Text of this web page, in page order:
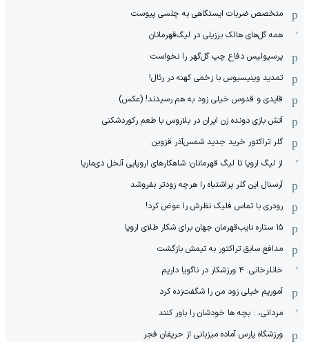
متخصص ضربات ایستگاهی به چلسی پیوست
همه گل‌های هالک برزیلی در لیگ‌قهرمانان
پرسپولیس دفاع چپ گل‌گهر را نخواست
تمدید وینیسیوس با زخمی کهنه در رئال!
قایدی و قدوس خیلی زود به هم رسیدند! (عکس)
آتش بازی دونده زن ایران در بلاروس با طعم رکوردشکنی
گلر تراکتور خرید جدید شمس‌آذر قزوین
از لیگ اروپا تا لیگ قهرمانان؛ شاهکارهای اروپایی آنخل دی‌ماریا
آرسنال این گلر پراشتباه را هرچه زودتر بفروشد
رودری با تماس فلیک نظرش را عوض کرد!
١۵ ستاره نایب‌قهرمان جهان برای شکار طلای اروپا
مدافع سابق تراکتور به تیمش بازگشت
خانلرخانی: ۴ ورزشکار در ناگویا داریم
آموریم خیلی زود من را شگفت‌زده کرد
مردانی، : بچه ها خودشان را باور کنند
ورزشگاه پارس آماده میزبانی از حریفان فجر